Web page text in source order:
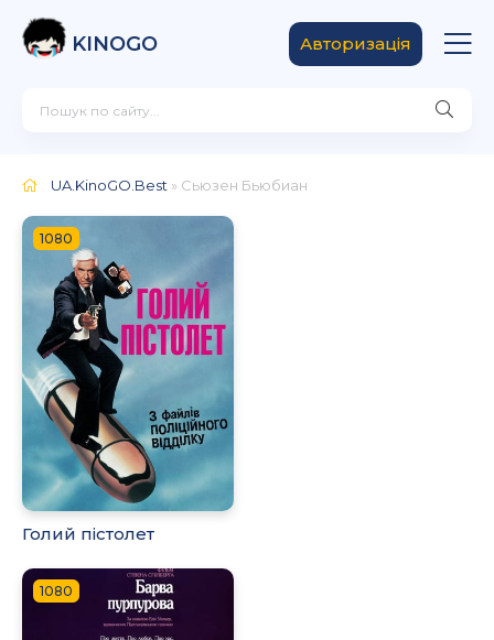
KINOGO Авторизація
UA.KinoGO.Best » Сьюзен Бьюбиан
1080
Голий пістолет
1080